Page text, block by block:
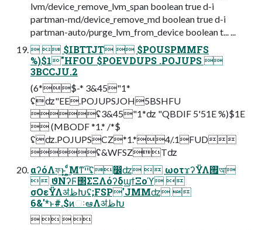
lvm/device_remove_lvm_span boolean true d-i
partman-md/device_remove_md boolean true d-i
partman-auto/purge_lvm_from_device boolean t... ...
  $IBTTJT  $POUSPMMFS
%)$1"HFOU $POEVDUPS .POJUPS 
3BCCJU.2
(6*$-* 3&45"1*
ʢʣ"EE.POJUPSJOH5BSHFU
ʢ3&45"1*ʣ "QBDIF 5'51E %)$1E
 (MBODF *1.* /*$
ʢʣ.POJUPSCZ*1.*4/.1FUD
ʢ&WFSZTʣ
αʔόΛফ͢ͱ͖ ͍͍ͩͨ͜Μͳײ͡ʢ෼ʣ  ωοτϫʔΫΛ࡟আ
 ϑΝʔϜ΢ΣΞΛόʔδϣϯΞοϓ 
σΟεΫΛॳظԽʢ;FSP'JMMʣ 
6&'*ͱ#.$ͷઃఆΛॳظԽ
   